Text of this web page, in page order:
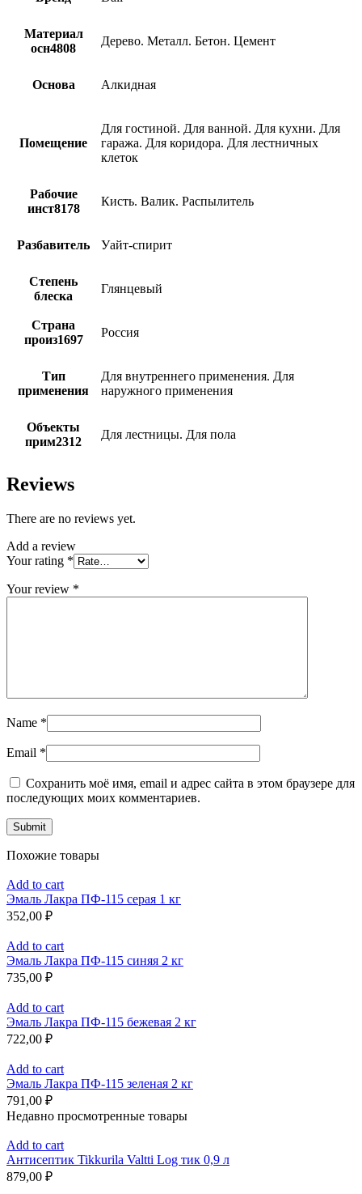
Материал
осн4808
Дерево. Металл. Бетон. Цемент
Основа Алкидная
Помещение
Для гостиной. Для ванной. Для кухни. Для
гаража. Для коридора. Для лестничных
клеток
Рабочие
инст8178
Кисть. Валик. Распылитель
Разбавитель Уайт-спирит
Степень
блеска
Глянцевый
Страна
произ1697
Россия
Тип
применения
Для внутреннего применения. Для
наружного применения
Объекты
прим2312
Для лестницы. Для пола
Reviews
There are no reviews yet.
Add a review
Your rating *
Your review *
Name *
Email *
Сохранить моё имя, email и адрес сайта в этом браузере для
последующих моих комментариев.
Похожие товары
Add to cart
Эмаль Лакра ПФ-115 серая 1 кг
352,00 ₽
Add to cart
Эмаль Лакра ПФ-115 синяя 2 кг
735,00 ₽
Add to cart
Эмаль Лакра ПФ-115 бежевая 2 кг
722,00 ₽
Add to cart
Эмаль Лакра ПФ-115 зеленая 2 кг
791,00 ₽
Недавно просмотренные товары
Add to cart
Антисептик Tikkurila Valtti Log тик 0,9 л
879,00 ₽